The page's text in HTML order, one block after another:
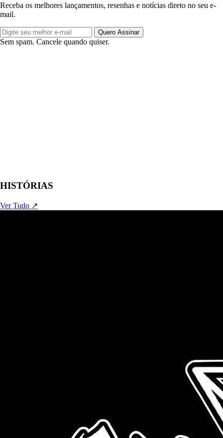
Receba os melhores lançamentos, resenhas e notícias direto no seu e-
mail.
Quero Assinar
Sem spam. Cancele quando quiser.
HISTÓRIAS
Ver Tudo ↗